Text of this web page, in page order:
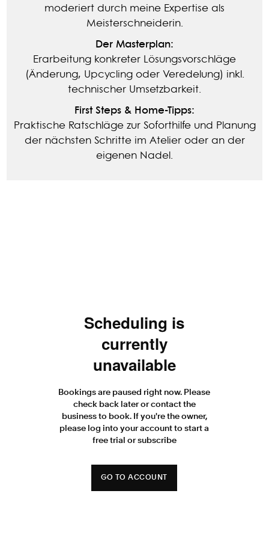
moderiert durch meine Expertise als
Meisterschneiderin.
Der Masterplan:
Erarbeitung konkreter Lösungsvorschläge
(Änderung, Upcycling oder Veredelung) inkl.
technischer Umsetzbarkeit.
First Steps & Home-Tipps:
Praktische Ratschläge zur Soforthilfe und Planung
der nächsten Schritte im Atelier oder an der
eigenen Nadel.